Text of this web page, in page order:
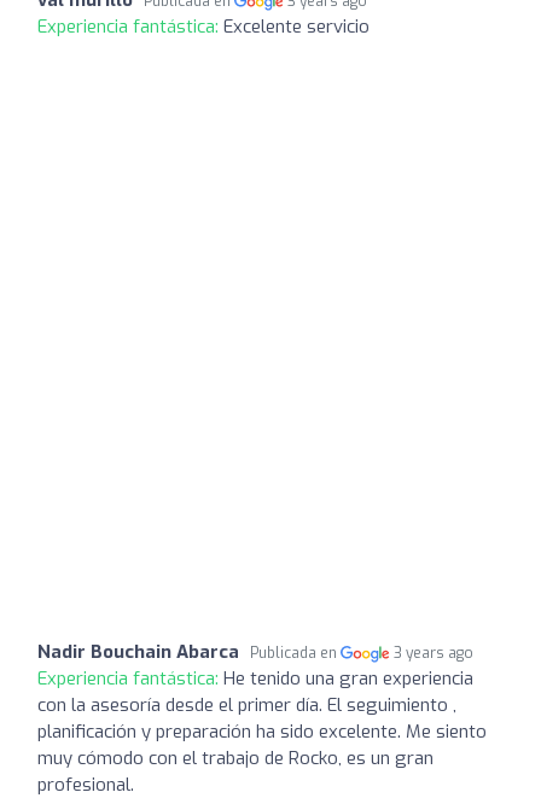
Experiencia fantástica: Excelente servicio
Nadir Bouchain Abarca Publicada en 3 years ago
Experiencia fantástica: He tenido una gran experiencia
con la asesoría desde el primer día. El seguimiento ,
planificación y preparación ha sido excelente. Me siento
muy cómodo con el trabajo de Rocko, es un gran
profesional.